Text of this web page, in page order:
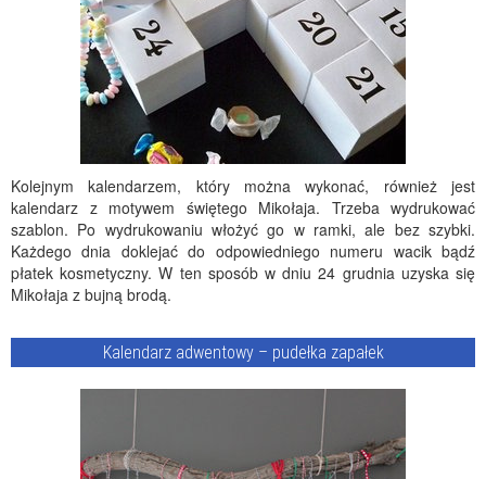
Kolejnym kalendarzem, który można wykonać, również jest
kalendarz z motywem świętego Mikołaja. Trzeba wydrukować
szablon. Po wydrukowaniu włożyć go w ramki, ale bez szybki.
Każdego dnia doklejać do odpowiedniego numeru wacik bądź
płatek kosmetyczny. W ten sposób w dniu 24 grudnia uzyska się
Mikołaja z bujną brodą.
Kalendarz adwentowy – pudełka zapałek